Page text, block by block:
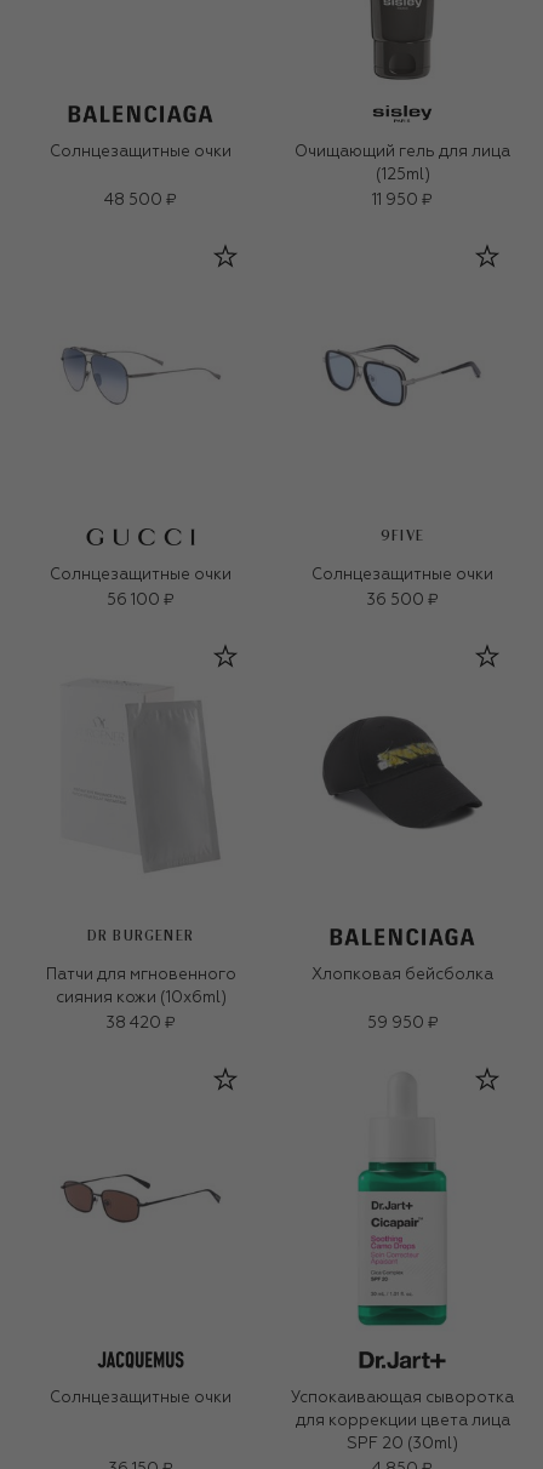
Солнцезащитные очки
48 500 ₽
Очищающий гель для лица
(125ml)
11 950 ₽
Солнцезащитные очки
56 100 ₽
9FIVE
Солнцезащитные очки
36 500 ₽
DR BURGENER
Патчи для мгновенного
сияния кожи (10x6ml)
38 420 ₽
Хлопковая бейсболка
59 950 ₽
Солнцезащитные очки
Успокаивающая сыворотка
для коррекции цвета лица
SPF 20 (30ml)